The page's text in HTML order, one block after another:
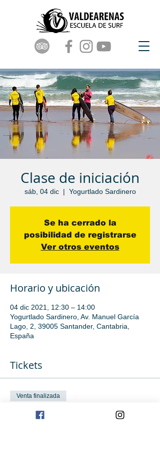
Clase de iniciación
sáb, 04 dic
  |
Yogurtlado Sardinero
Se ha cerrado la
posibilidad de registrarse
Ver otros eventos
Horario y ubicación
04 dic 2021, 12:30 – 14:00
Yogurtlado Sardinero, Av. Manuel García
Lago, 2, 39005 Santander, Cantabria,
España
Tickets
Venta finalizada
Tipo de entrada